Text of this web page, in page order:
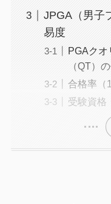
JPGA（男子
易度
PGAクオ
（QT）
合格率（
受験資格